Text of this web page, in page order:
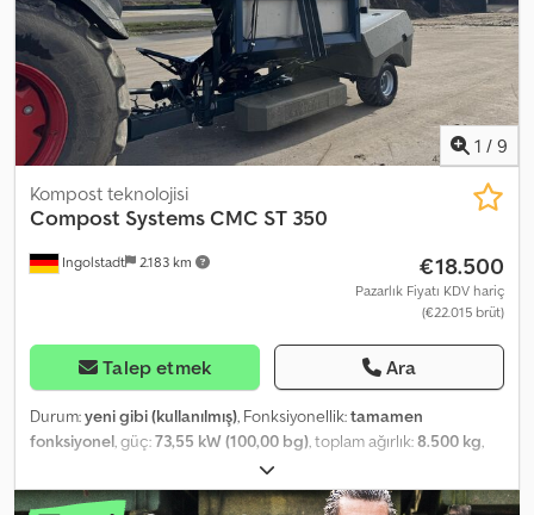
1 / 9
Ingolstadt 2.183 km
Kompost teknolojisi
Compost SystemsCMC ST 350
€18.500
Pazarlık Fiyatı KDV hariç
(€22.015 brüt)
Talep etmek Ara
Durum:yeni gibi (kullanılmış), Fonksiyonellik:tamamen
fonksiyonel, güç:73,55 kW (100,00 bg), toplam ağırlık:8.500 kg,
For sale is a Compost Systems CMC ST 350 windrow turner
(Austria) in very good condition. The machine has seen minimal